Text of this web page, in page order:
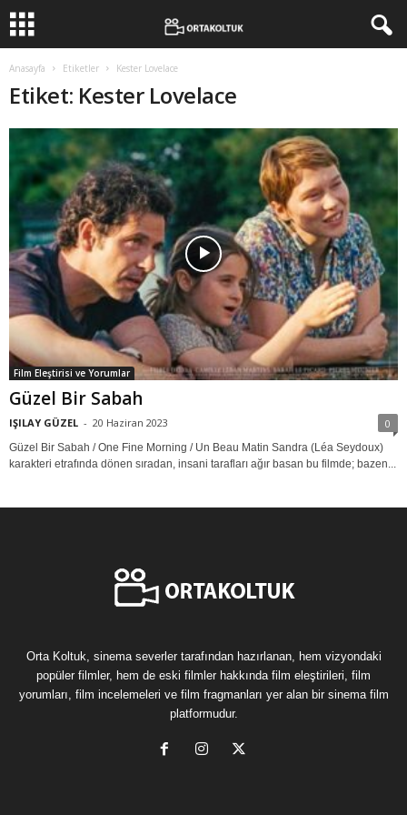
Anasayfa Etiketler Kester Lovelace
Etiket: Kester Lovelace
Film Eleştirisi ve Yorumlar
Güzel Bir Sabah
IŞILAY GÜZEL - 20 Haziran 2023 0
Güzel Bir Sabah / One Fine Morning / Un Beau Matin Sandra (Léa Seydoux)
karakteri etrafında dönen sıradan, insani tarafları ağır basan bu filmde; bazen...
Orta Koltuk, sinema severler tarafından hazırlanan, hem vizyondaki
popüler filmler, hem de eski filmler hakkında film eleştirileri, film
yorumları, film incelemeleri ve film fragmanları yer alan bir sinema film
platformudur.